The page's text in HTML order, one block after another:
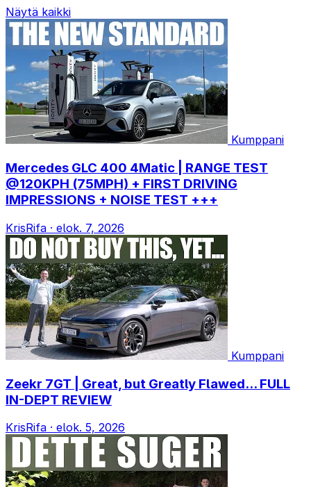
Näytä kaikki
Kumppani
Mercedes GLC 400 4Matic | RANGE TEST
@120KPH (75MPH) + FIRST DRIVING
IMPRESSIONS + NOISE TEST +++
KrisRifa · elok. 7, 2026
Kumppani
Zeekr 7GT | Great, but Greatly Flawed... FULL
IN-DEPT REVIEW
KrisRifa · elok. 5, 2026